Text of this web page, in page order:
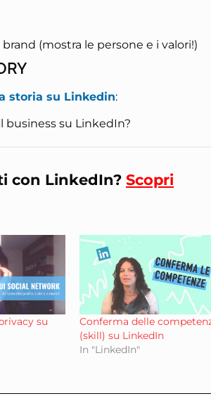
(mostra le persone e i valori!)
storia su Linkedin:
business su LinkedIn?
con LinkedIn? Scopri
su
Conferma delle
(skill) su LinkedIn
In "LinkedIn"